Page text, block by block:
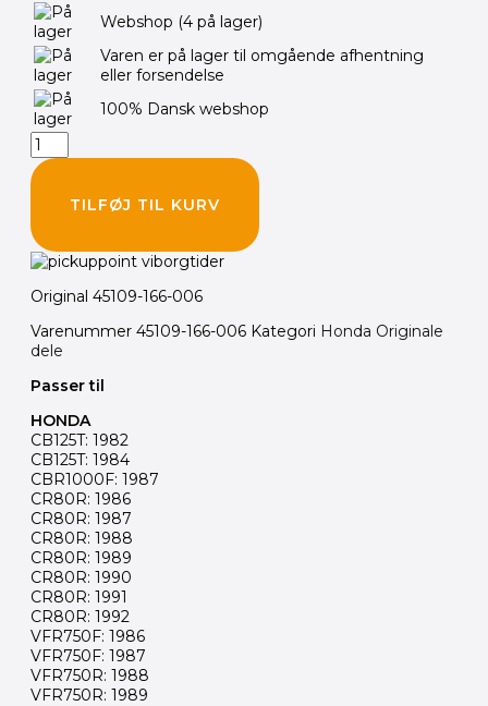
Webshop (4 på lager)
Varen er på lager til omgående afhentning
eller forsendelse
100% Dansk webshop
antal
TILFØJ TIL KURV
Original 45109-166-006
Varenummer 45109-166-006 Kategori Honda Originale
dele
Passer til
HONDA
CB125T: 1982
CB125T: 1984
CBR1000F: 1987
CR80R: 1986
CR80R: 1987
CR80R: 1988
CR80R: 1989
CR80R: 1990
CR80R: 1991
CR80R: 1992
VFR750F: 1986
VFR750F: 1987
VFR750R: 1988
VFR750R: 1989